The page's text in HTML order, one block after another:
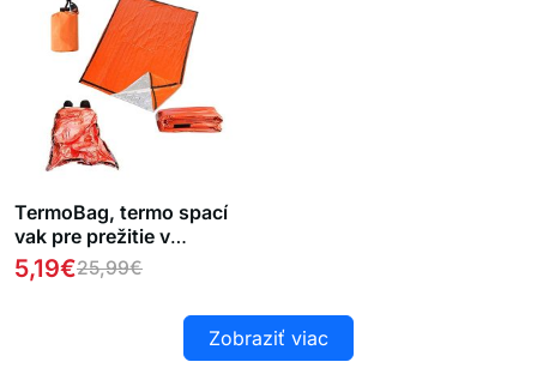
TermoBag, termo spací
vak pre prežitie v
núdzových a
poveternostných
5,19€25,99€
Zobraziť viac